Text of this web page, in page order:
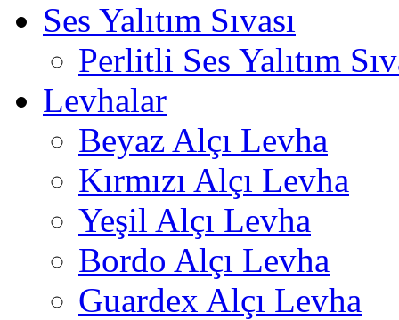
Ses Yalıtım Sıvası
Perlitli Ses Yalıtım
Levhalar
Beyaz Alçı Levha
Kırmızı Alçı Levha
Yeşil Alçı Levha
Bordo Alçı Levha
Guardex Alçı Levha